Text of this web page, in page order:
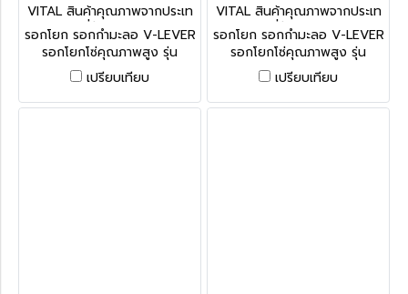
VITAL สินค้าคุณภาพจากประเท
ศญี่ปุ่น VR-08
รอกโยก รอกกำมะลอ V-LEVER
รอกโยกโซ่คุณภาพสูง รุ่น
VR,NR SERIES VITAL LEVER
HOISTS " V " LEVER (ญี่ปุ่น)
เปรียบเทียบ
VITAL สินค้าคุณภาพจากประเท
ศญี่ปุ่น VR-05
รอกโยก รอกกำมะลอ V-LEVER
รอกโยกโซ่คุณภาพสูง รุ่น
VR,NR SERIES VITAL LEVER
HOISTS " V " LEVER (ญี่ปุ่น)
เปรียบเทียบ